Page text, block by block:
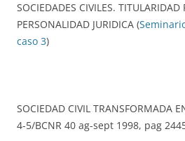
SOCIEDADES CIVILES. TITULARIDAD
PERSONALIDAD JURIDICA (
caso 3)
SOCIEDAD CIVIL TRANSFORMADA
4-5/BCNR 40 ag-sept 1998, pag